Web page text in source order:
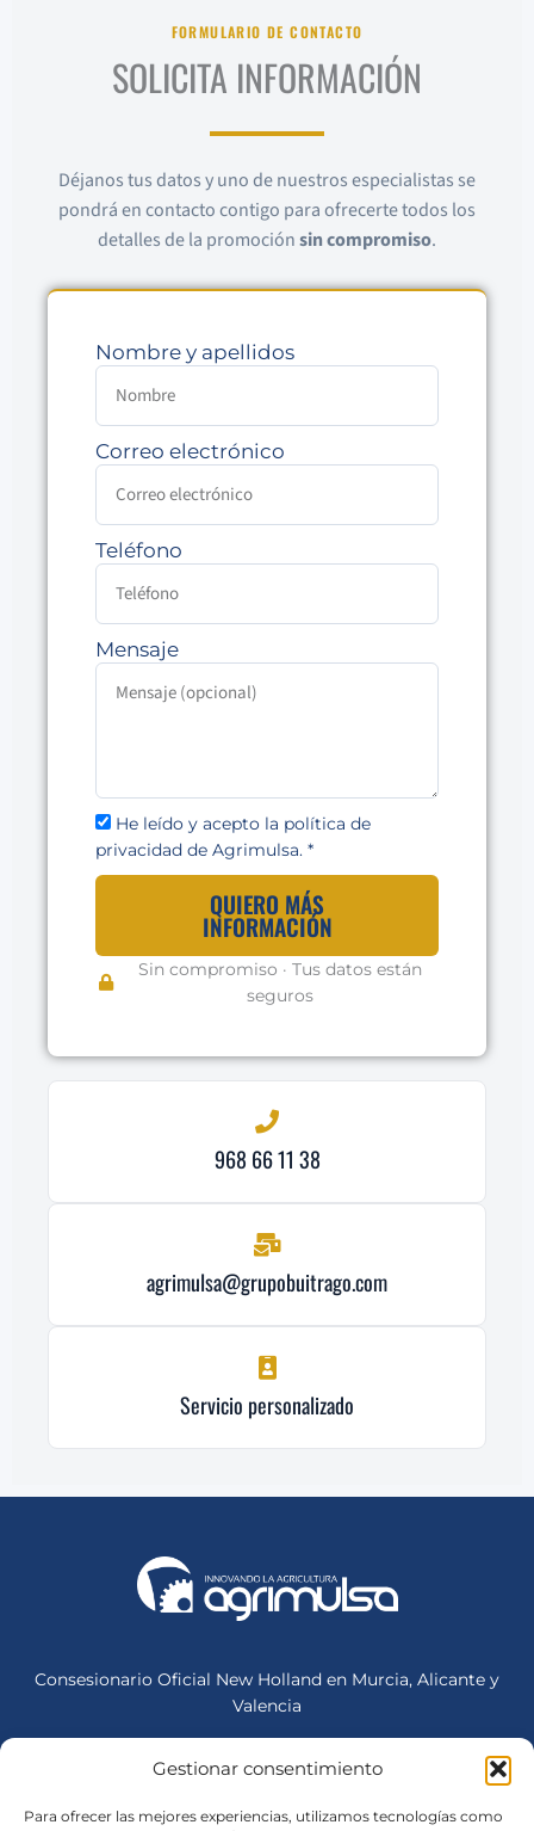
Gestionar consentimiento
Para ofrecer las mejores experiencias, utilizamos tecnologías como
FORMULARIO DE CONTACTO
SOLICITA INFORMACIÓN
Déjanos tus datos y uno de nuestros especialistas se
pondrá en contacto contigo para ofrecerte todos los
detalles de la promociónsin compromiso.
Nombre y apellidos
Correo electrónico
Teléfono
Mensaje
He leído y acepto la política de
privacidad de Agrimulsa. *
QUIERO MÁS
INFORMACIÓN
Sin compromiso · Tus datos están
seguros
968 66 11 38
agrimulsa@grupobuitrago.com
Servicio personalizado
Consesionario Oficial New Holland en Murcia, Alicante y
Valencia
Sede Central (Mula)